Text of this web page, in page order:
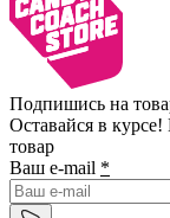
Подпишись на
Оставайся в
товар
Ваш e-mail *